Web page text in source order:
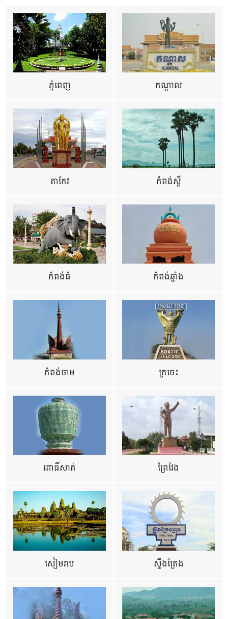
ភ្នំពេញ កណ្តាល
តាកែវ កំពង់ស្ពឺ
កំពង់ធំ កំពង់ឆ្នាំង
កំពង់ចាម ក្រចេះ
ពោធិ៍សាត់ ព្រៃវែង
សៀមរាប ស្ទឹងត្រែង